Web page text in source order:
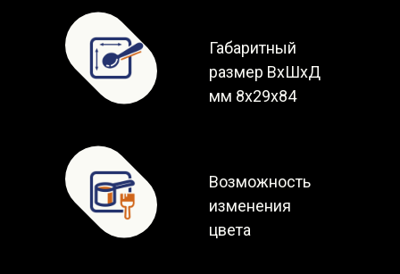
Габаритный
размер ВxШxД
мм 8x29x84
Возможность
изменения
цвета